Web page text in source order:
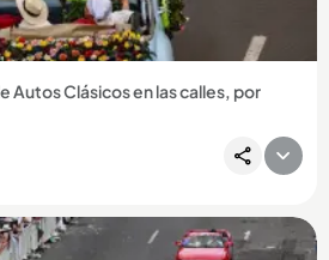
Autos Clásicos en las calles, por